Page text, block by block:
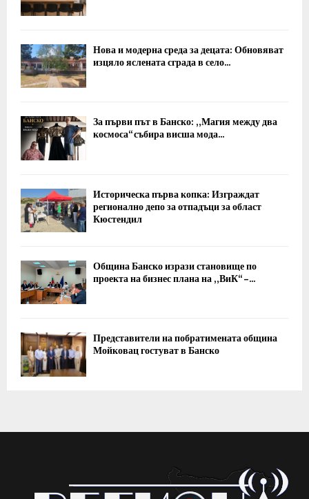
Нова и модерна среда за децата: Обновяват
изцяло яслената сграда в село...
За първи път в Банско: „Магия между два
космоса“ събира висша мода...
Историческа първа копка: Изграждат
регионално депо за отпадъци за област
Кюстендил
Община Банско изрази становище по
проекта на бизнес плана на „ВиК“ –...
Представители на побратимената община
Мойковац гостуват в Банско